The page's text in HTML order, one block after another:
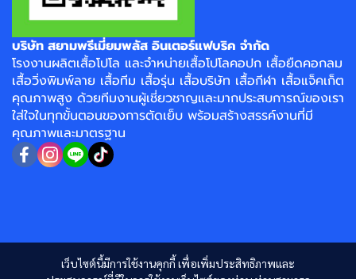
เว็บไซต์นี้มีการใช้งานคุกกี้ เพื่อเพิ่มประสิทธิภาพและ
บริษัท สยามพรีเมี่ยมพลัส อินเตอร์แฟบริค จำกัด
โรงงานผลิตเสื้อโปโล และจำหน่ายเสื้อโปโลคอปก เสื้อยืดคอกลม
เสื้อวิ่งพิมพ์ลาย เสื้อทีม เสื้อรุ่น เสื้อบริษัท เสื้อกีฬา เสื้อแจ็คเก็ต
คุณภาพสูง ด้วยทีมงานผู้เชี่ยวชาญและมากประสบการณ์ของเรา
ใส่ใจในทุกขั้นตอนของการตัดเย็บ พร้อมสร้างสรรค์งานที่มี
คุณภาพและมาตรฐาน